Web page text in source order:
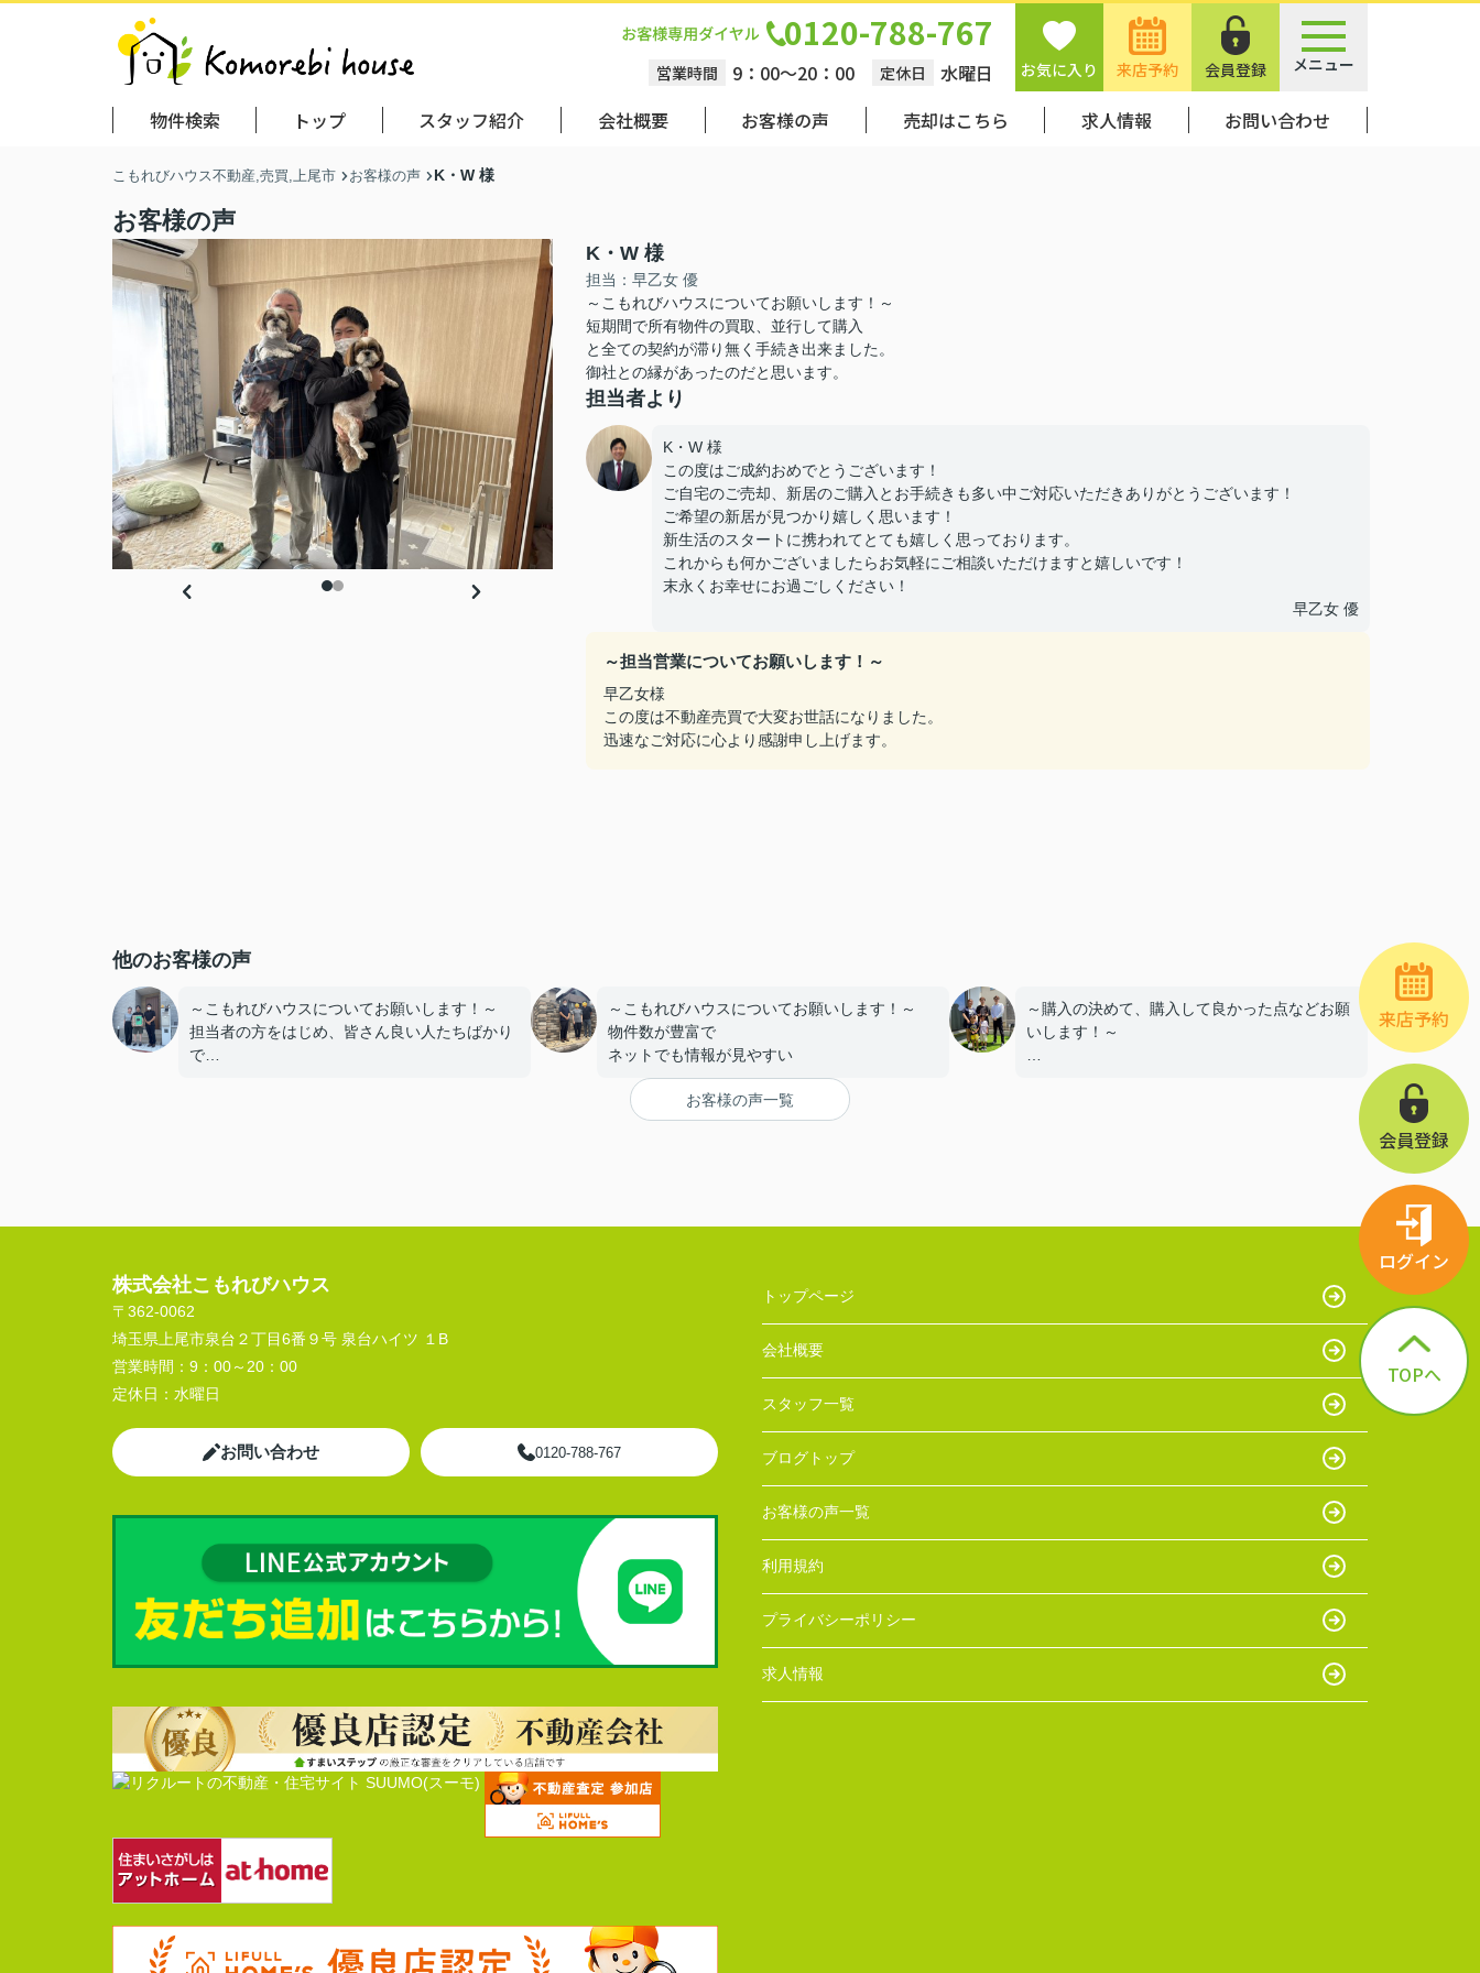
0120-788-767
営業時間 9：00～20：00 定休日 水曜日 お気に入り 来店予約 会員登録 メニュー
物件検索 トップ スタッフ紹介 会社概要 お客様の声 売却はこちら 求人情報 お問い合わせ
来店予約
会員登録
ログイン
TOPへ
こもれびハウス不動産,売買,上尾市 お客様の声 K・W 様
お客様の声
K・W 様
担当：早乙女 優
～こもれびハウスについてお願いします！～
短期間で所有物件の買取、並行して購入
と全ての契約が滞り無く手続き出来ました。
御社との縁があったのだと思います。
担当者より
K・W 様
この度はご成約おめでとうございます！
ご自宅のご売却、新居のご購入とお手続きも多い中ご対応いただきありがとうございます！
ご希望の新居が見つかり嬉しく思います！
新生活のスタートに携われてとても嬉しく思っております。
これからも何かございましたらお気軽にご相談いただけますと嬉しいです！
末永くお幸せにお過ごしください！
早乙女 優
～担当営業についてお願いします！～
早乙女様
この度は不動産売買で大変お世話になりました。
迅速なご対応に心より感謝申し上げます。
他のお客様の声
～こもれびハウスについてお願いします！～
担当者の方をはじめ、皆さん良い人たちばかり
で
～こもれびハウスについてお願いします！～
物件数が豊富で
ネットでも情報が見やすい
～購入の決めて、購入して良かった点などお願
いします！～
お客様の声一覧
株式会社こもれびハウス
〒362-0062
埼玉県上尾市泉台２丁目6番９号 泉台ハイツ １B
営業時間： 9：00～20：00
定休日： 水曜日
お問い合わせ 0120-788-767
トップページ
会社概要
スタッフ一覧
ブログトップ
お客様の声一覧
利用規約
プライバシーポリシー
求人情報